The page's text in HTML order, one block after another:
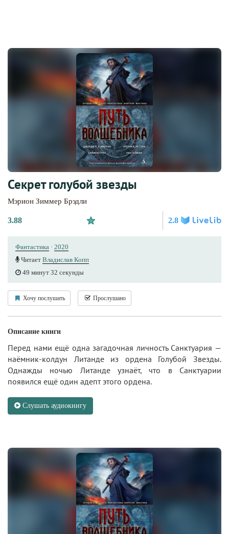
Секрет голубой звезды
Мэрион Зиммер Брэдли
3.88 2.8
Фантастика · 2020
Читает Владислав Копп
49 минут 32 секунды
Хочу послушать Прослушано
Описание книги
Перед нами ещё одна загадочная личность Санктуария —
наёмник-колдун Литанде из ордена Голубой Звезды.
Однажды ночью Литанде узнаёт, что в Санктуарии
появился ещё один адепт этого ордена.
Слушать аудиокнигу